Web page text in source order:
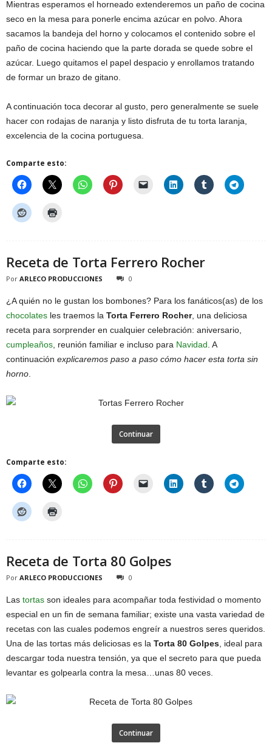
Mientras esperamos el horneado extenderemos un paño de cocina
seco en la mesa para ponerle encima azúcar en polvo. Ahora
sacamos la bandeja del horno y colocamos el contenido sobre el
paño de cocina haciendo que la parte dorada se quede sobre el
azúcar. Luego quitamos el papel despacio y enrollamos tratando
de formar un brazo de gitano.
A continuación toca decorar al gusto, pero generalmente se suele
hacer con rodajas de naranja y listo disfruta de tu torta laranja,
excelencia de la cocina portuguesa.
Comparte esto:
Receta de Torta Ferrero Rocher
Por ARLECO PRODUCCIONES 0
¿A quién no le gustan los bombones? Para los fanáticos(as) de los
chocolates les traemos la Torta Ferrero Rocher, una deliciosa
receta para sorprender en cualquier celebración: aniversario,
cumpleaños , reunión familiar e incluso para Navidad . A
continuación explicaremos paso a paso cómo hacer esta torta sin
horno
Continuar
Comparte esto:
Receta de Torta 80 Golpes
Por ARLECO PRODUCCIONES 0
Las tortas son ideales para acompañar toda festividad o momento
especial en un fin de semana familiar; existe una vasta variedad de
recetas con las cuales podemos engreír a nuestros seres queridos.
Una de las tortas más deliciosas es la Torta 80 Golpes , ideal para
descargar toda nuestra tensión, ya que el secreto para que pueda
levantar es golpearla contra la mesa…unas 80 veces.
Continuar